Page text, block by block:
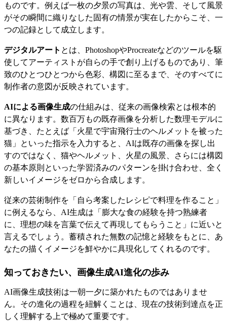
ものです。例えば一枚の夕景の写真は、光や雲、そして風景
がその瞬間に織りなした固有の情景が実在したからこそ、一
つの記録として成立します。
デジタルアート とは、PhotoshopやProcreateなどのツールを駆
使してアーティストが自らの手で創り上げるものであり、筆
致のひとつひとつから色彩、構図に至るまで、そのすべてに
制作者の意図が反映されています。
AIによる画像生成の仕組みは、従来の画像検索とは根本的
に異なります。数百万もの既存画像を分析した数理モデルに
基づき、たとえば「火星で宇宙飛行士のヘルメットを被った
猫」といった指示を入力すると、AIは既存の画像を探し出
すのではなく、猫やヘルメット、火星の風景、さらには構図
の基本原則といった学習済みのパターンを掛け合わせ、全く
新しいイメージをゼロから合成します。
従来の芸術制作を「自ら考案したレシピで料理を作ること」
に例えるなら、AI生成は「膨大な食の経験を持つ熟練者
に、理想の味を言葉で伝えて再現してもらうこと」に近いと
言えるでしょう。蓄積された無数の記憶と経験をもとに、あ
なたの描くイメージを鮮やかに具現化してくれるのです。
知っておきたい、画像生成AI進化の歩み
AI画像生成技術は一朝一夕に築かれたものではありませ
ん。その進化の過程を紐解くことは、現在の技術到達点を正
しく理解する上で極めて重要です。